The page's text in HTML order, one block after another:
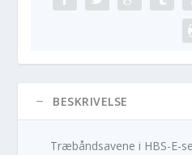
BESKRIVELSE
Træbåndsavene i HBS-E-